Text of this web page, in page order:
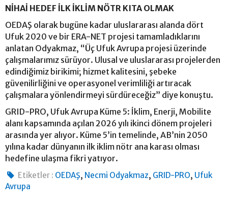
NİHAİ HEDEF İLK İKLİM NÖTR KITA OLMAK
OEDAŞ olarak bugüne kadar uluslararası alanda dört
Ufuk 2020 ve bir ERA-NET projesi tamamladıklarını
anlatan Odyakmaz, “Üç Ufuk Avrupa projesi üzerinde
çalışmalarımız sürüyor. Ulusal ve uluslararası projelerden
edindiğimiz birikimi; hizmet kalitesini, şebeke
güvenilirliğini ve operasyonel verimliliği artıracak
çalışmalara yönlendirmeyi sürdüreceğiz” diye konuştu.
GRID-PRO, Ufuk Avrupa Küme 5: İklim, Enerji, Mobilite
alanı kapsamında açılan 2026 yılı ikinci dönem projeleri
arasında yer alıyor. Küme 5’in temelinde, AB’nin 2050
yılına kadar dünyanın ilk iklim nötr ana karası olması
hedefine ulaşma fikri yatıyor.
Etiketler : OEDAŞ, Necmi Odyakmaz, GRID-PRO, Ufuk
Avrupa